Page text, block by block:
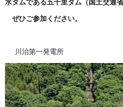
水ダムである五十里ダム（国土交通
ぜひご参加ください。
川治第一発電所